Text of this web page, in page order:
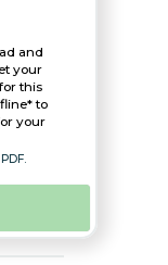
and
your
this
to
your